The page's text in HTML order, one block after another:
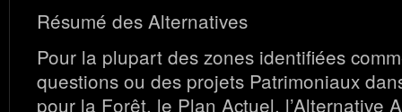
Résumé des Alternatives
Pour la plupart des zones identifiées
questions ou des projets Patrimoniaux
pour la Forêt, le Plan Actuel, l’Alternative